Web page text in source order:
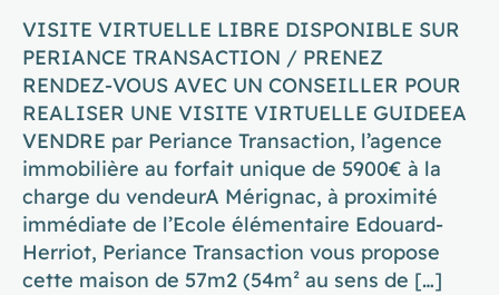
VISITE VIRTUELLE LIBRE DISPONIBLE SUR
PERIANCE TRANSACTION / PRENEZ
RENDEZ-VOUS AVEC UN CONSEILLER POUR
REALISER UNE VISITE VIRTUELLE GUIDEEA
VENDRE par Periance Transaction, l’agence
immobilière au forfait unique de 5900€ à la
charge du vendeurA Mérignac, à proximité
immédiate de l’Ecole élémentaire Edouard-
Herriot, Periance Transaction vous propose
cette maison de 57m2 (54m² au sens de […]